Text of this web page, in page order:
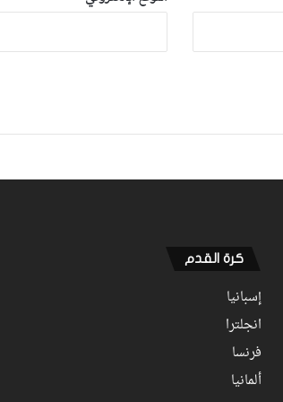
فيديو.. هدف
أكرد: كنت
كرة القدم
إسبانيا
انجلترا
فرنسا
ألمانيا